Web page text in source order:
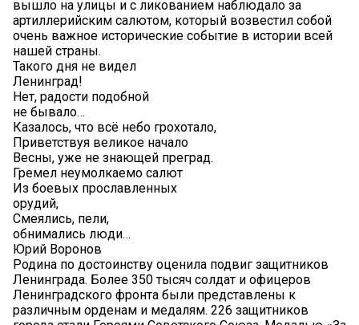
вышло на улицы и с ликованием наблюдало за
артиллерийским салютом, который возвестил собой
очень важное исторические событие в истории всей
нашей страны.
Такого дня не видел
Ленинград!
Нет, радости подобной
не бывало…
Казалось, что всё небо грохотало,
Приветствуя великое начало
Весны, уже не знающей преград.
Гремел неумолкаемо салют
Из боевых прославленных
орудий,
Смеялись, пели,
обнимались люди…
Юрий Воронов
Родина по достоинству оценила подвиг защитников
Ленинграда. Более 350 тысяч солдат и офицеров
Ленинградского фронта были представлены к
различным орденам и медалям. 226 защитников